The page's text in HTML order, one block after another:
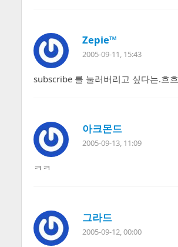
Zepie™
2005-09-11, 15:43
subscribe 를 눌러버리고 싶다는.흐흐
아크몬드
2005-09-13, 11:09
ㅋㅋ
그라드
2005-09-12, 00:00